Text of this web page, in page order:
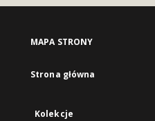
MAPA STRONY
Strona główna
Kolekcje